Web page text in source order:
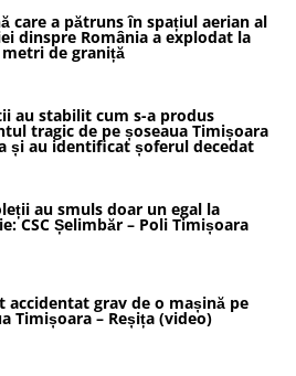
care a pătruns în spațiul aerian al
dinspre România a explodat la
metri de graniță
au stabilit cum s-a produs
tragic de pe șoseaua Timișoara
și au identificat șoferul decedat
au smuls doar un egal la
CSC Șelimbăr – Poli Timișoara
accidentat grav de o mașină pe
Timișoara – Reșița (video)